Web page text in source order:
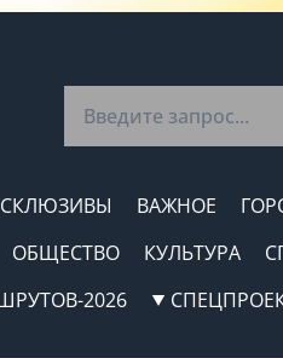
ВАЖНОЕ
ОБЩЕСТВО КУЛЬТУРА
2026